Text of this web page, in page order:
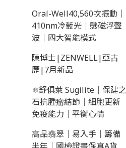
Oral-Well40,560次振動｜
410nm冷藍光｜懸磁浮聲
波｜四大智能模式
陳博士|ZENWELL|亞古
歷|7月新品
⚛️舒俱萊 Sugilite｜保建之
石抗腫瘤結節｜細胞更新
免疫能力｜平衡心情
高品翡翠｜易入手｜籌備